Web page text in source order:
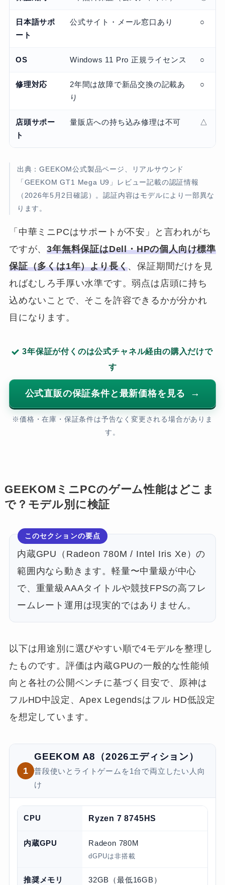
日本語サポ
ート
公式サイト・メール窓口あり ○
OS Windows 11 Pro 正規ライセンス ○
修理対応
2年間は故障で新品交換の記載あ
り
○
店頭サポー
ト
量販店への持ち込み修理は不可 △
出典：GEEKOM公式製品ページ、リアルサウンド
「GEEKOM GT1 Mega U9」レビュー記載の認証情報
（2026年5月2日確認）。認証内容はモデルにより一部異な
ります。
「中華ミニPCはサポートが不安」と言われがち
ですが、3年無料保証はDell・HPの個人向け標準
保証（多くは1年）より長く、保証期間だけを見
ればむしろ手厚い水準です。弱点は店頭に持ち
込めないことで、そこを許容できるかが分かれ
目になります。
3年保証が付くのは公式チャネル経由の購入だけで
す
公式直販の保証条件と最新価格を見る
※価格・在庫・保証条件は予告なく変更される場合がありま
す。
GEEKOMミニPCのゲーム性能はどこま
で？モデル別に検証
このセクションの要点
内蔵GPU（Radeon 780M / Intel Iris Xe）の
範囲内なら動きます。軽量〜中量級が中心
で、重量級AAAタイトルや競技FPSの高フレ
ームレート運用は現実的ではありません。
以下は用途別に選びやすい順で4モデルを整理し
たものです。評価は内蔵GPUの一般的な性能傾
向と各社の公開ベンチに基づく目安で、原神は
フルHD中設定、Apex Legendsはフル HD低設定
を想定しています。
1
GEEKOM A8（2026エディション）
普段使いとライトゲームを1台で両立したい人向
け
CPU Ryzen 7 8745HS
内蔵GPU Radeon 780M
dGPUは非搭載
推奨メモリ 32GB（最低16GB）